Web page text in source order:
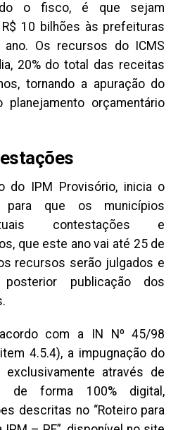
o fisco, é que sejam
10 bilhões às prefeituras
Os recursos do ICMS
20% do total das receitas
tornando a apuração do
planejamento orçamentário
do IPM Provisório, inicia o
que os municípios
contestações e
que este ano vai até 25 de
recursos serão julgados e
publicação dos
com a IN Nº 45/98
4.5.4), a impugnação do
através de
de forma 100% digital,
descritas no “Roteiro para